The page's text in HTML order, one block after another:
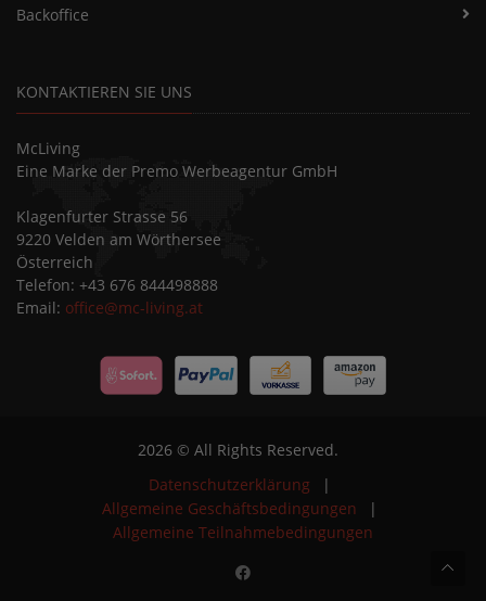
Backoffice
KONTAKTIEREN SIE UNS
McLiving
Eine Marke der Premo Werbeagentur GmbH
Klagenfurter Strasse 56
9220 Velden am Wörthersee
Österreich
Telefon: +43 676 844498888
Email: office@mc-living.at
2026 © All Rights Reserved.
Datenschutzerklärung
|
Allgemeine Geschäftsbedingungen
|
Allgemeine Teilnahmebedingungen